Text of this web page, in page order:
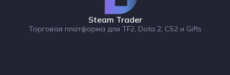
Steam Trader
Торговая платформа для TF2, Dota 2, CS2 и Gifts